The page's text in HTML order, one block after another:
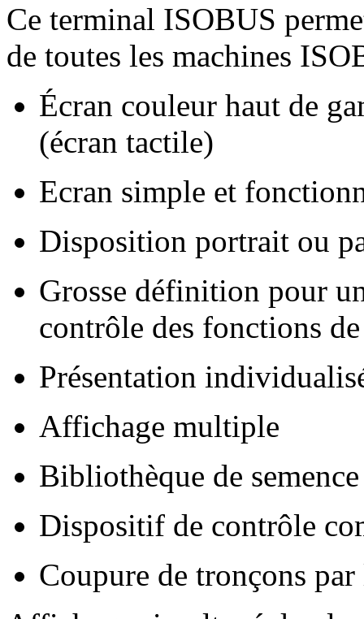
Ce terminal ISOBUS
de toutes les machines
Écran couleur haut de
(écran tactile)
Ecran simple et
Disposition portrait ou
Grosse définition pour
contrôle des fonctions
Présentation
Affichage multiple
Bibliothèque de semence
Dispositif de contrôle
Coupure de tronçons